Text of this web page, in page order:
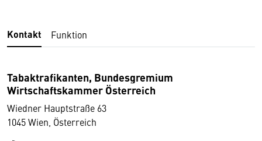
Kontakt Funktion
Tabaktrafikanten, Bundesgremium
Wirtschaftskammer Österreich
Wiedner Hauptstraße 63
1045 Wien, Österreich